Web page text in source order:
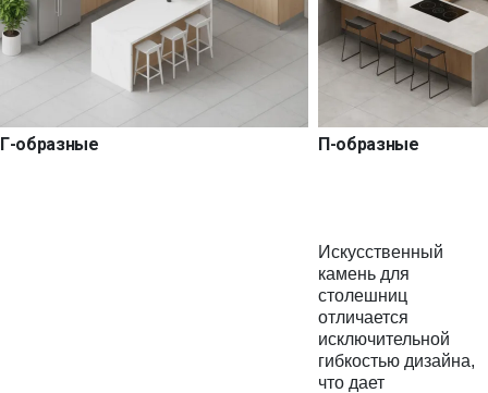
Г-образные П-образные
Искусственный
камень для
столешниц
отличается
исключительной
гибкостью дизайна,
что дает